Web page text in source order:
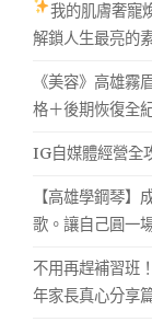
我的肌膚奢寵
解鎖人生最亮的
《美容》高雄
格＋後期恢復全紀
IG自媒體經營全
【高雄學鋼琴
歌。讓自己圓一
不用再趕補習班
年家長真心分享